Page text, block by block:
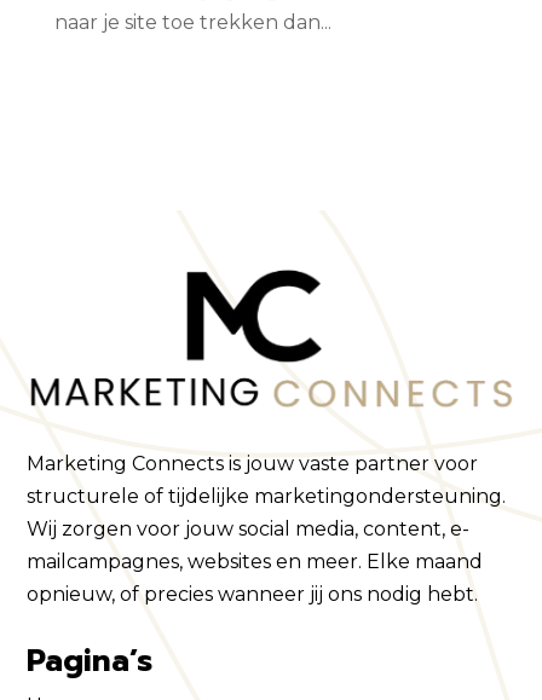
naar je site toe trekken dan...
Marketing Connects is jouw vaste partner voor
structurele of tijdelijke marketingondersteuning.
Wij zorgen voor jouw social media, content, e-
mailcampagnes, websites en meer. Elke maand
opnieuw, of precies wanneer jij ons nodig hebt.
Pagina’s